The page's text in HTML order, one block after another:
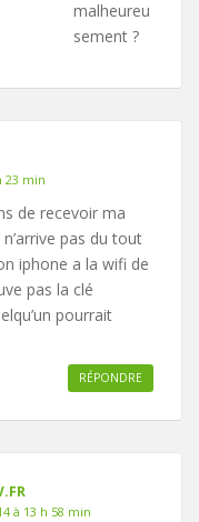
malheureu
sement ?
23 min
de recevoir ma
pas du tout
iphone a la wifi de
pas la clé
pourrait
RÉPONDRE
à 13 h 58 min